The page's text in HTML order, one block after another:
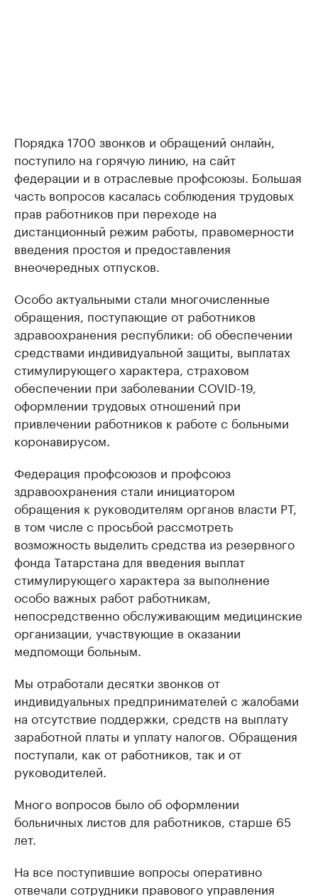
Порядка 1700 звонков и обращений онлайн,
поступило на горячую линию, на сайт
федерации и в отраслевые профсоюзы. Большая
часть вопросов касалась соблюдения трудовых
прав работников при переходе на
дистанционный режим работы, правомерности
введения простоя и предоставления
внеочередных отпусков.
Особо актуальными стали многочисленные
обращения, поступающие от работников
здравоохранения республики: об обеспечении
средствами индивидуальной защиты, выплатах
стимулирующего характера, страховом
обеспечении при заболевании COVID-19,
оформлении трудовых отношений при
привлечении работников к работе с больными
коронавирусом.
Федерация профсоюзов и профсоюз
здравоохранения стали инициатором
обращения к руководителям органов власти РТ,
в том числе с просьбой рассмотреть
возможность выделить средства из резервного
фонда Татарстана для введения выплат
стимулирующего характера за выполнение
особо важных работ работникам,
непосредственно обслуживающим медицинские
организации, участвующие в оказании
медпомощи больным.
Мы отработали десятки звонков от
индивидуальных предпринимателей с жалобами
на отсутствие поддержки, средств на выплату
заработной платы и уплату налогов. Обращения
поступали, как от работников, так и от
руководителей.
Много вопросов было об оформлении
больничных листов для работников, старше 65
лет.
На все поступившие вопросы оперативно
отвечали сотрудники правового управления